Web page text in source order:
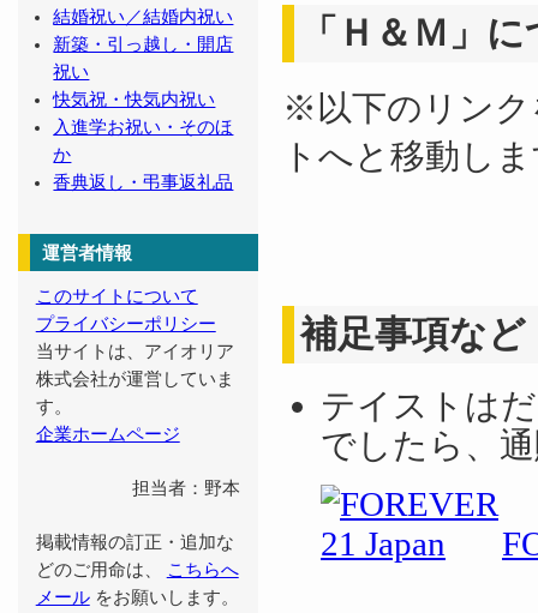
「Ｈ＆Ｍ」
※以下のリンク
トへと移動し
補足事項など
テイストは
でしたら、
結婚祝い／結婚内祝い
新築・引っ越し・開店
祝い
快気祝・快気内祝い
入進学お祝い・そのほ
か
香典返し・弔事返礼品
運営者情報
このサイトについて
プライバシーポリシー
当サイトは、アイオリア
株式会社が運営していま
す。
企業ホームページ
担当者：野本
掲載情報の訂正・追加な
どのご用命は、
こちらへ
メールをお願いします。